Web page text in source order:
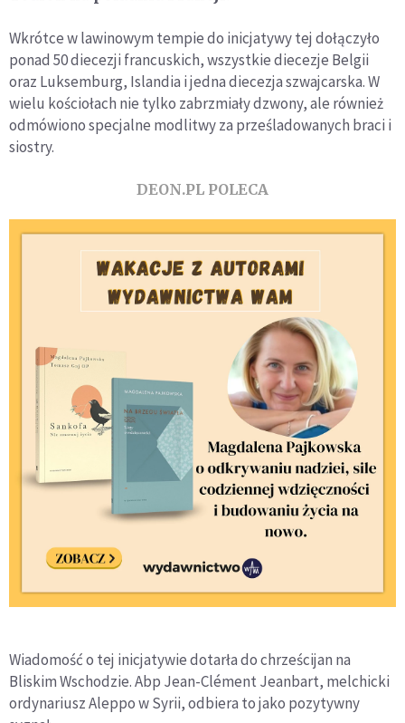
Wkrótce w lawinowym tempie do inicjatywy tej dołączyło
ponad 50 diecezji francuskich, wszystkie diecezje Belgii
oraz Luksemburg, Islandia i jedna diecezja szwajcarska. W
wielu kościołach nie tylko zabrzmiały dzwony, ale również
odmówiono specjalne modlitwy za prześladowanych braci i
siostry.
DEON.PL POLECA
Wiadomość o tej inicjatywie dotarła do chrześcijan na
Bliskim Wschodzie. Abp Jean-Clément Jeanbart, melchicki
ordynariusz Aleppo w Syrii, odbiera to jako pozytywny